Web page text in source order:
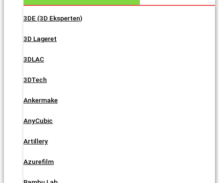
3DE (3D Eksperten)
3D Lageret
3DLAC
3DTech
Ankermake
AnyCubic
Artillery
Azurefilm